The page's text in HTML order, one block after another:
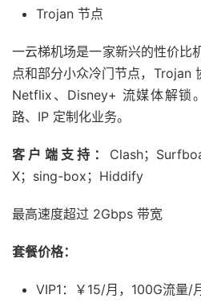
Trojan 节点
一云梯机场是一家新兴的性价比
点和部分小众冷门节点，Trojan
Netflix、Disney+ 流媒体解锁
路、IP 定制化业务。
客户端支持： Clash；
X；sing-box；Hiddify
最高速度超过 2Gbps 带宽
套餐价格：
VIP1：￥15/月，100G流量/